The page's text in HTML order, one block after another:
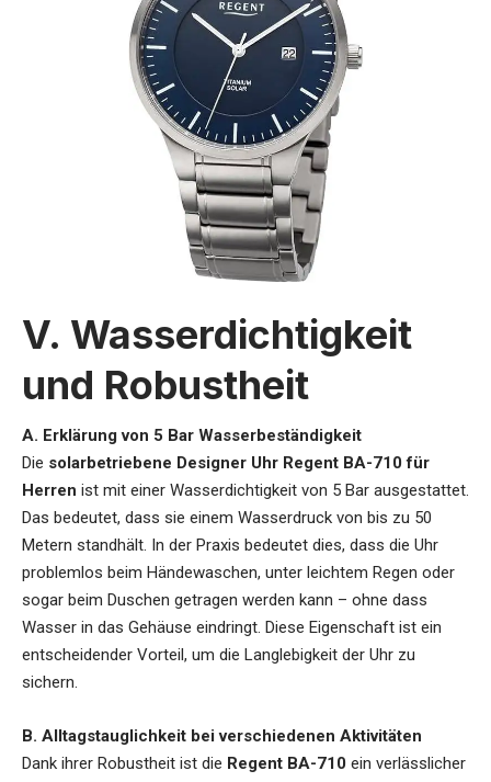
V. Wasserdichtigkeit
und Robustheit
A. Erklärung von 5 Bar Wasserbeständigkeit
Die solarbetriebene Designer Uhr Regent BA-710 für
Herren ist mit einer Wasserdichtigkeit von 5 Bar ausgestattet.
Das bedeutet, dass sie einem Wasserdruck von bis zu 50
Metern standhält. In der Praxis bedeutet dies, dass die Uhr
problemlos beim Händewaschen, unter leichtem Regen oder
sogar beim Duschen getragen werden kann – ohne dass
Wasser in das Gehäuse eindringt. Diese Eigenschaft ist ein
entscheidender Vorteil, um die Langlebigkeit der Uhr zu
sichern.
B. Alltagstauglichkeit bei verschiedenen Aktivitäten
Dank ihrer Robustheit ist die Regent BA-710 ein verlässlicher